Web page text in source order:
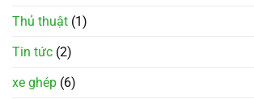
Thủ thuật (1)
Tin tức (2)
xe ghép (6)